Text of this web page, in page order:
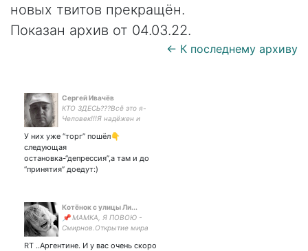
новых твитов прекращён.
Показан архив от 04.03.22.
← К последнему архиву
Сергей Ивачёв
КТО ЗДЕСЬ???Всё это я-
Человек!!!Я надёжен и
гвоздь,забитый в Ноев
ковчег.С живыми
взаимен,подписываемся
не рефлексируем:)
У них уже “торг” пошёл👇
следующая
остановка-“депрессия”,а там и до
“принятия” доедут:)
Котёнок с улицы Ли...
📌 МАМКА, Я ПОВОЮ -
Смирнов.Открытие мира
RT ..Аргентине. И у вас очень скоро